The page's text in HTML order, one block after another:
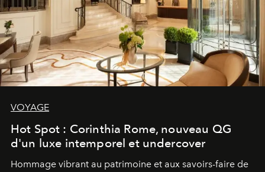
VOYAGE
Hot Spot : Corinthia Rome, nouveau QG
d'un luxe intemporel et undercover
Hommage vibrant au patrimoine et aux savoirs-faire de